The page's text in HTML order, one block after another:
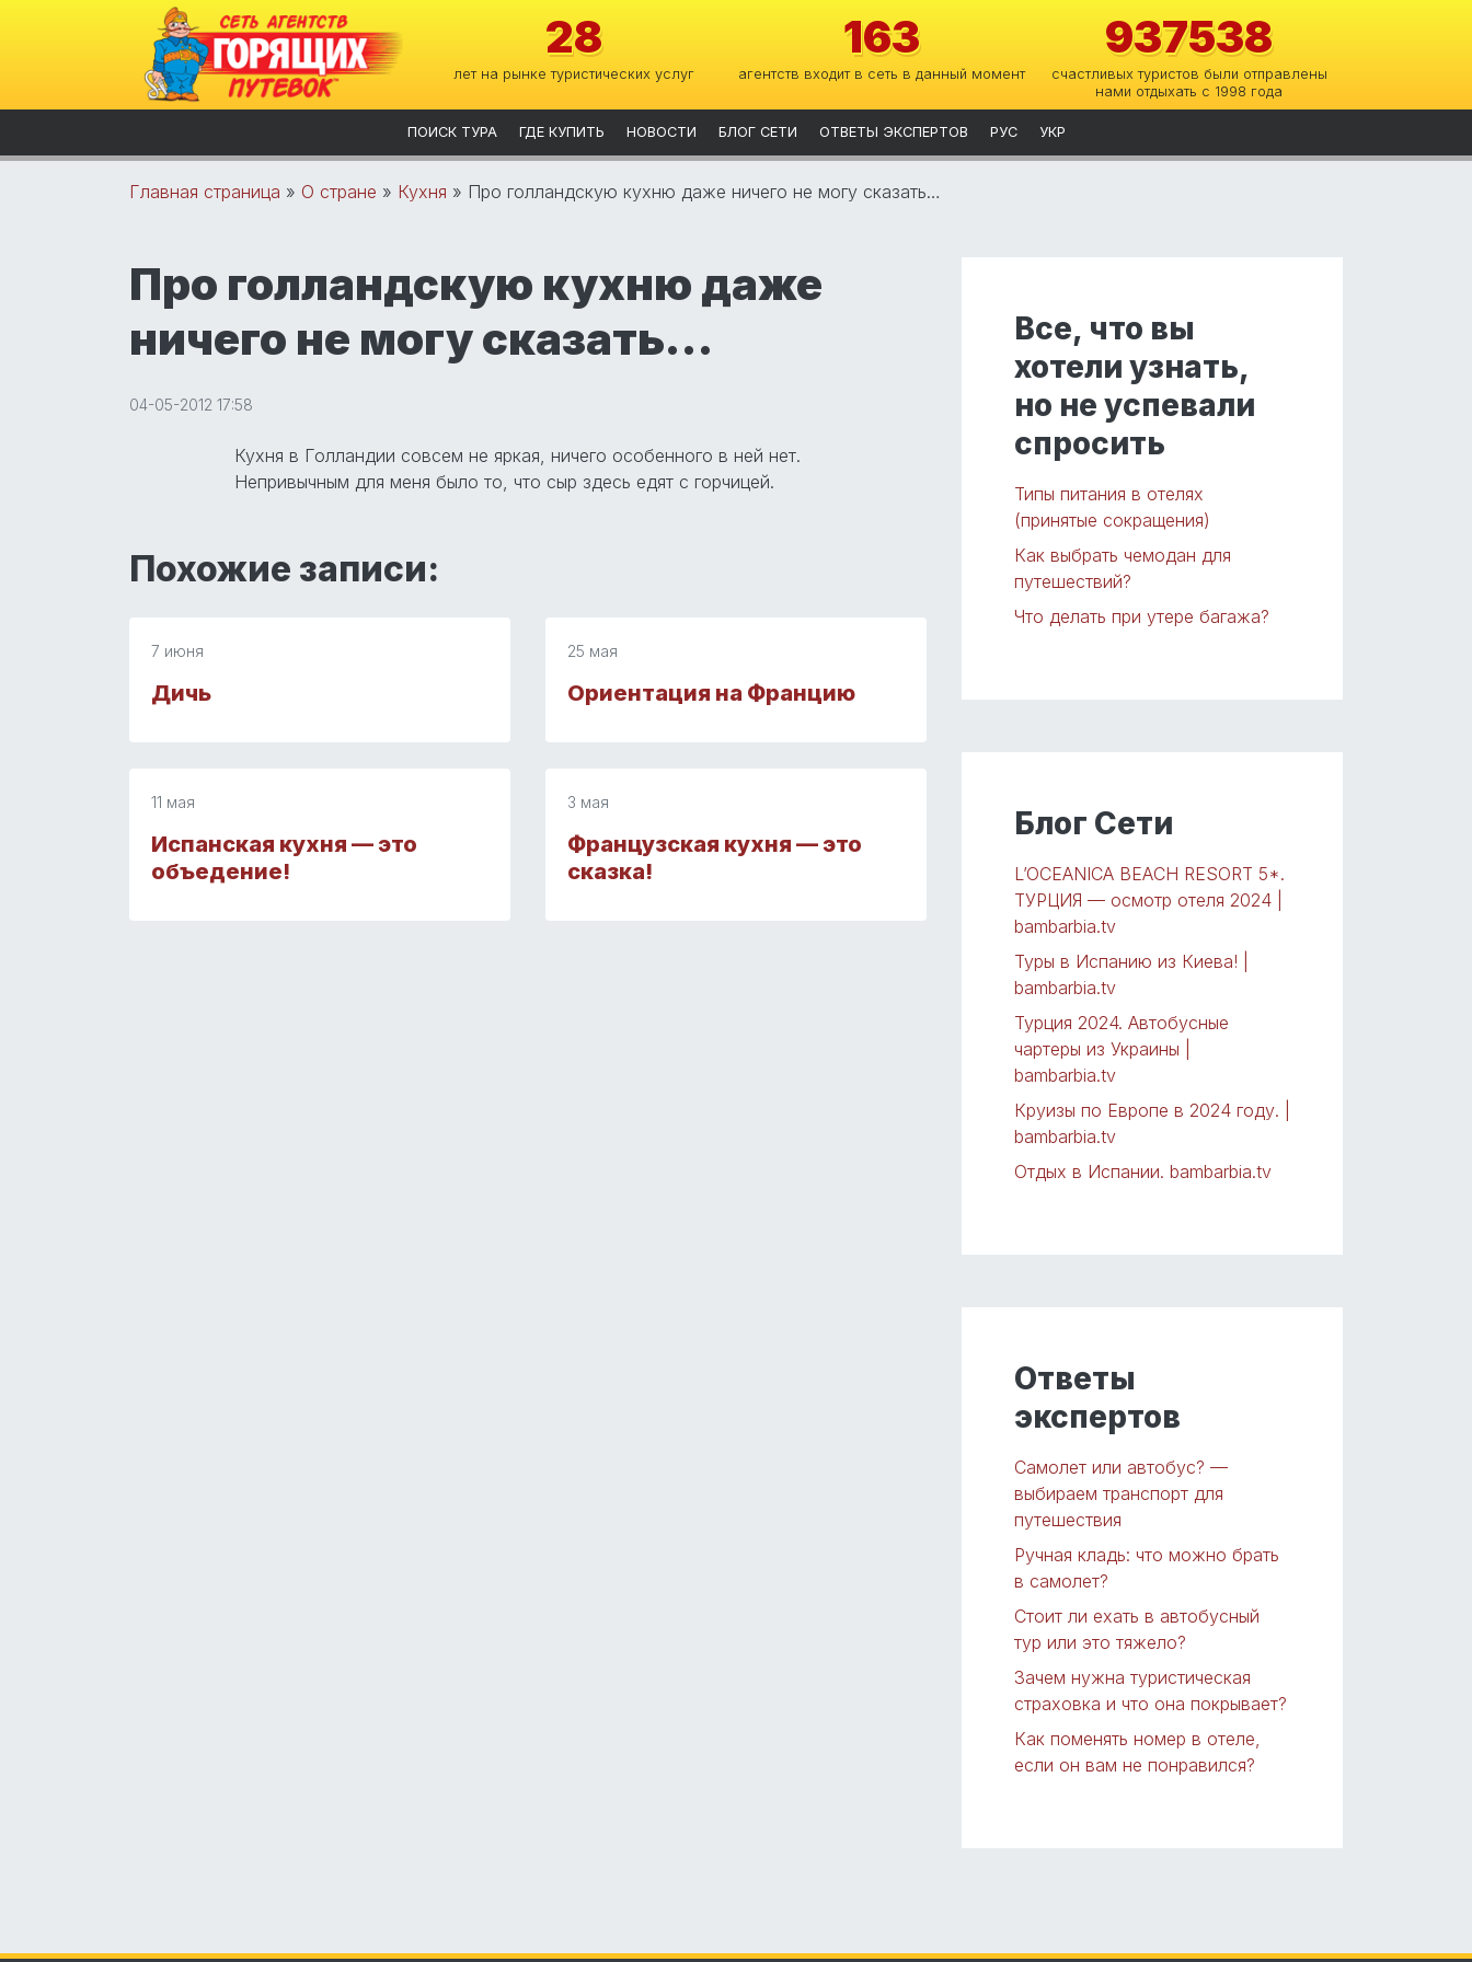
28
лет на рынке туристических услуг
163
агентств входит в сеть в данный момент
937538
счастливых туристов были отправлены
нами отдыхать с 1998 года
ПОИСК ТУРА ГДЕ КУПИТЬ НОВОСТИ БЛОГ СЕТИ ОТВЕТЫ ЭКСПЕРТОВ РУС УКР
Главная страница » О стране » Кухня » Про голландскую кухню даже ничего не могу сказать…
Про голландскую кухню даже
ничего не могу сказать…
04-05-2012 17:58
Кухня в Голландии совсем не яркая, ничего особенного в ней нет.
Непривычным для меня было то, что сыр здесь едят с горчицей.
Похожие записи:
7 июня
Дичь
25 мая
Ориентация на Францию
11 мая
Испанская кухня — это
объедение!
3 мая
Французская кухня — это
сказка!
Все, что вы
хотели узнать,
но не успевали
спросить
Типы питания в отелях
(принятые сокращения)
Как выбрать чемодан для
путешествий?
Что делать при утере багажа?
Блог Сети
L’OCEANICA BEACH RESORT 5*.
ТУРЦИЯ — осмотр отеля 2024 |
bambarbia.tv
Туры в Испанию из Киева! |
bambarbia.tv
Турция 2024. Автобусные
чартеры из Украины |
bambarbia.tv
Круизы по Европе в 2024 году. |
bambarbia.tv
Отдых в Испании. bambarbia.tv
Ответы
экспертов
Самолет или автобус? —
выбираем транспорт для
путешествия
Ручная кладь: что можно брать
в самолет?
Стоит ли ехать в автобусный
тур или это тяжело?
Зачем нужна туристическая
страховка и что она покрывает?
Как поменять номер в отеле,
если он вам не понравился?